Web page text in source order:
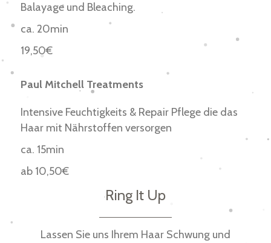
Balayage und Bleaching.
ca. 20min
19,50€
Paul Mitchell Treatments
Intensive Feuchtigkeits & Repair Pflege die das
Haar mit Nährstoffen versorgen
ca. 15min
ab 10,50€
Ring It Up
Lassen Sie uns Ihrem Haar Schwung und